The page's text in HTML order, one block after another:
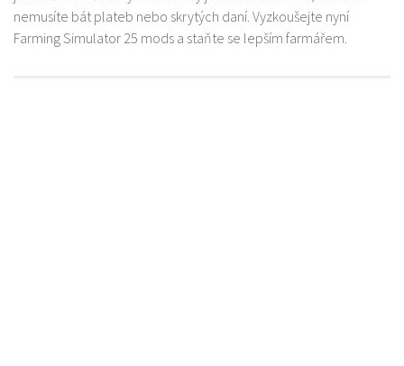
nemusíte bát plateb nebo skrytých daní. Vyzkoušejte nyní
Farming Simulator 25 mods a staňte se lepším farmářem.